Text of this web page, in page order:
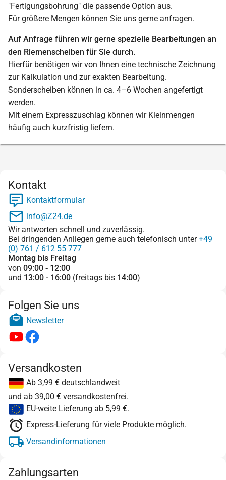
"Fertigungsbohrung" die passende Option aus.
Für größere Mengen können Sie uns gerne anfragen.
Auf Anfrage führen wir gerne spezielle Bearbeitungen an
den Riemenscheiben für Sie durch.
Hierfür benötigen wir von Ihnen eine technische Zeichnung
zur Kalkulation und zur exakten Bearbeitung.
Sonderscheiben können in ca. 4–6 Wochen angefertigt
werden.
Mit einem Expresszuschlag können wir Kleinmengen
häufig auch kurzfristig liefern.
Kontakt
Kontaktformular
info@Z24.de
Wir antworten schnell und zuverlässig.
Bei dringenden Anliegen gerne auch telefonisch unter+49
(0) 761 / 612 55 777
Montag bis Freitag
von 09:00 - 12:00
und 13:00 - 16:00 (freitags bis 14:00)
Folgen Sie uns
Newsletter
Versandkosten
Ab 3,99 € deutschlandweit
und ab 39,00 € versandkostenfrei.
EU-weite Lieferung ab 5,99 €.
Express-Lieferung für viele Produkte möglich.
Versandinformationen
Zahlungsarten